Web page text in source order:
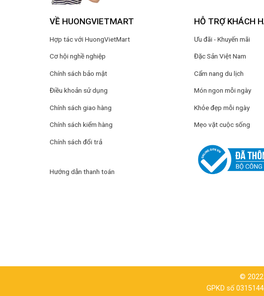
VỀ HUONGVIETMART
Hợp tác với HuongVietMart
Cơ hội nghề nghiệp
Chính sách bảo mật
Điều khoản sử dụng
Chính sách giao hàng
Chính sách kiểm hàng
Chính sách đổi trả
Hướng dẫn thanh toán
HỖ TRỢ KHÁCH
Ưu đãi - Khuyến mãi
Đặc Sản Việt Nam
Cẩm nang du lịch
Món ngon mỗi ngày
Khỏe đẹp mỗi ngày
Mẹo vặt cuộc sống
© 2022
GPKD số